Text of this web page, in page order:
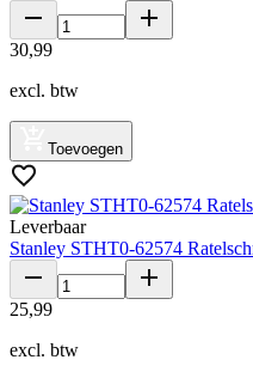
30,99
excl. btw
Toevoegen
Leverbaar
Stanley STHT0-62574
25,99
excl. btw